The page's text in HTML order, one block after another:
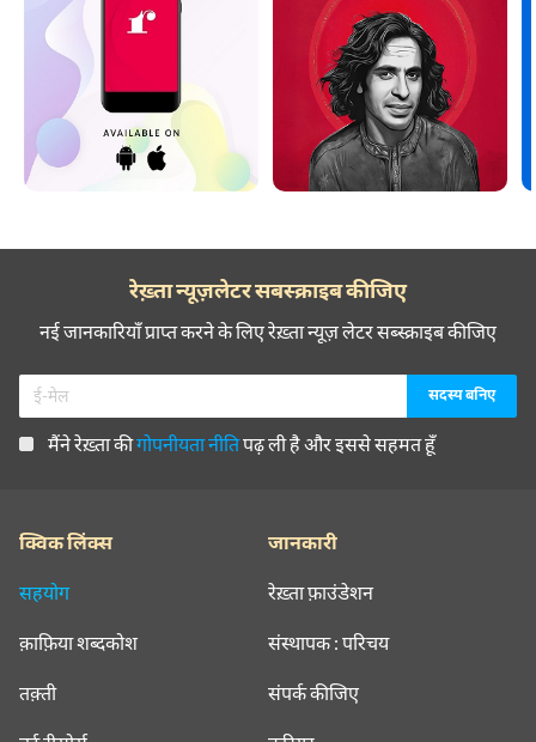
रेख़्ता न्यूज़लेटर सबस्क्राइब कीजिए
नई जानकारियाँ प्राप्त करने के लिए रेख़्ता न्यूज़ लेटर सब्स्क्राइब कीजिए
मैंने रेख़्ता कीगोपनीयता नीतिपढ़ ली है और इससे सहमत हूँ
क्विक लिंक्स
सहयोग
क़ाफ़िया शब्दकोश
तक़्ती
जानकारी
रेख़्ता फ़ाउंडेशन
संस्थापक : परिचय
संपर्क कीजिए